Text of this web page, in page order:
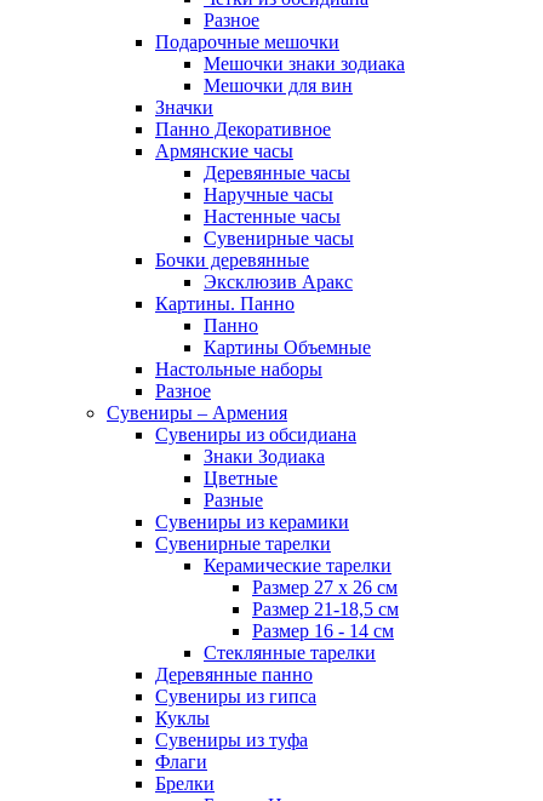
Разное
Подарочные мешочки
Мешочки знаки зодиака
Мешочки для вин
Значки
Панно Декоративное
Армянские часы
Деревянные часы
Наручные часы
Настенные часы
Сувенирные часы
Бочки деревянные
Эксклюзив Аракс
Картины. Панно
Панно
Картины Объемные
Настольные наборы
Разное
Сувениры – Армения
Сувениры из обсидиана
Знаки Зодиака
Цветные
Разные
Сувениры из керамики
Сувенирные тарелки
Керамические тарелки
Размер 27 х 26 см
Размер 21-18,5 см
Размер 16 - 14 см
Стеклянные тарелки
Деревянные панно
Сувениры из гипса
Куклы
Сувениры из туфа
Флаги
Брелки